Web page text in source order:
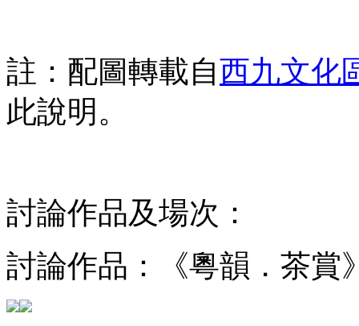
註：配圖轉載自西九文化
此說明。
討論作品及場次：
討論作品：《粵韻．茶賞